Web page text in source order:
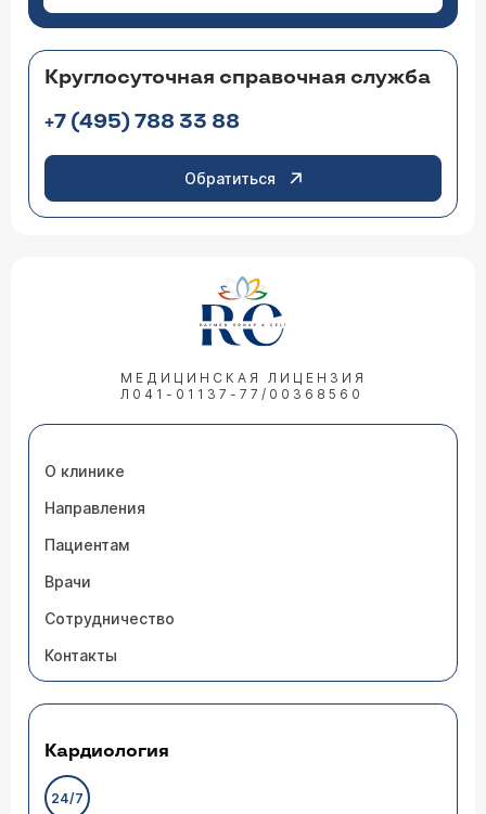
Круглосуточная справочная служба
+7 (495) 788 33 88
Обратиться
МЕДИЦИНСКАЯ ЛИЦЕНЗИЯ
Л041-01137-77/00368560
О клинике
Направления
Пациентам
Врачи
Сотрудничество
Контакты
Кардиология
24/7